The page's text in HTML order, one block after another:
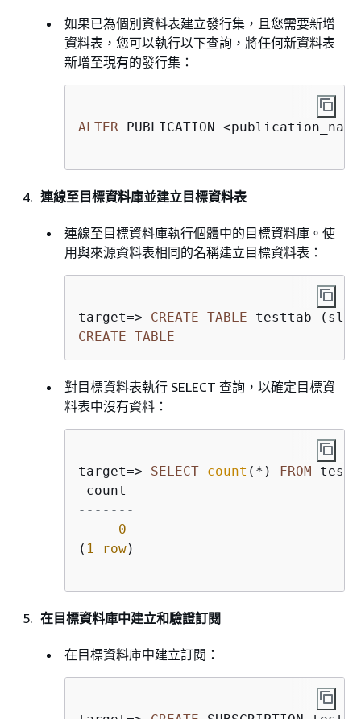
如果已為個別資料表建立發行集，且您需要新增
資料表，您可以執行以下查詢，將任何新資料表
新增至現有的發行集：
ALTER PUBLICATION <publication_name
連線至目標資料庫並建立目標資料表
連線至目標資料庫執行個體中的目標資料庫。使
用與來源資料表相同的名稱建立目標資料表：
target=> CREATE TABLE testtab
CREATE TABLE
對目標資料表執行 SELECT 查詢，以確定目標資
料表中沒有資料：
target=> SELECT count ( * ) FROM
-------
0
( 1 row)
在目標資料庫中建立和驗證訂閱
在目標資料庫中建立訂閱：